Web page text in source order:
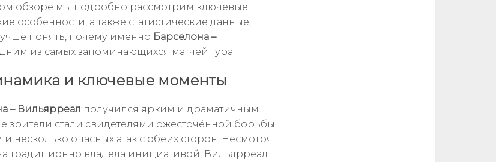
обзоре мы подробно рассмотрим ключевые
особенности, а также статистические данные,
понять, почему именно Барселона –
из самых запоминающихся матчей тура.
и ключевые моменты
– Вильярреал получился ярким и драматичным.
зрители стали свидетелями ожесточённой борьбы
несколько опасных атак с обеих сторон. Несмотря
традиционно владела инициативой, Вильярреал